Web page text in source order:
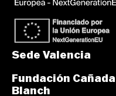
Sede Valencia
Fundación Cañada
Blanch